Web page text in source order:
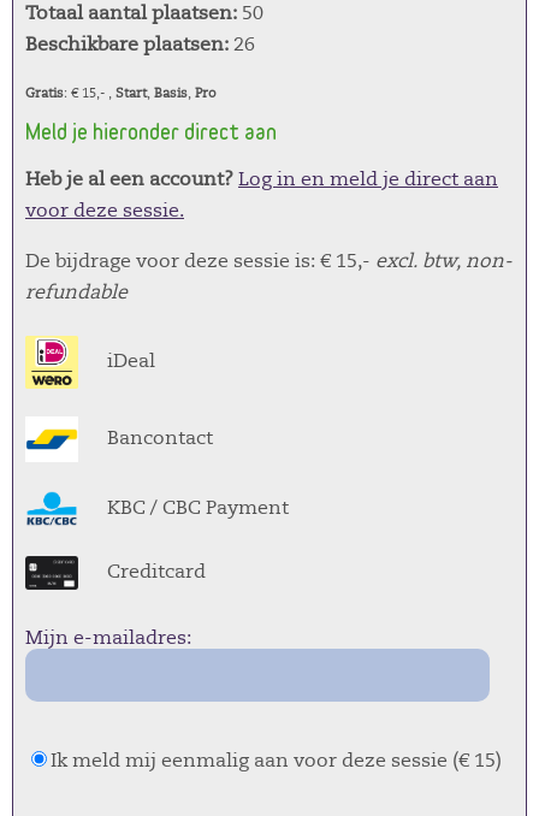
Totaal aantal plaatsen: 50
Beschikbare plaatsen: 26
Gratis: € 15,- , Start, Basis, Pro
Meld je hieronder direct aan
Heb je al een account? Log in en meld je direct aan
voor deze sessie.
De bijdrage voor deze sessie is: € 15,- excl. btw, non-
refundable
iDeal
Bancontact
KBC / CBC Payment
Creditcard
Mijn e-mailadres:
Ik meld mij eenmalig aan voor deze sessie (€ 15)